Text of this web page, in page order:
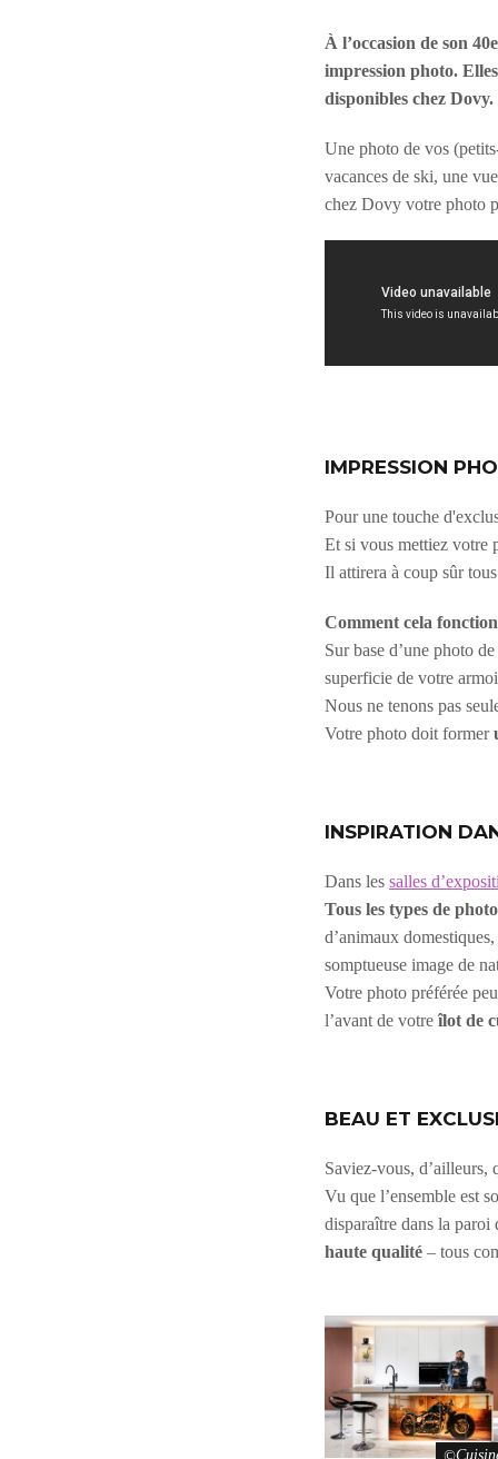
À l’occasion de son
impression photo.
disponibles chez
Une photo de vos
vacances de ski, une
chez Dovy votre photo
IMPRESSION
Pour une touche
Et si vous mettiez votre
Il attirera à coup sûr
Comment cela
Sur base d’une photo
superficie de votre
Nous ne tenons pas
Votre photo doit former
INSPIRATION
Dans les salles
Tous les types de
d’animaux
somptueuse image de
Votre photo préférée
l’avant de votreîlot de
BEAU ET
Saviez-vous, d’ailleurs,
Vu que l’ensemble est
disparaître dans la
haute qualité – tous